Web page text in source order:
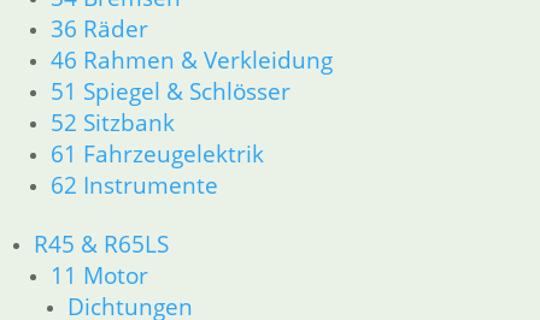
36 Räder
46 Rahmen & Verkleidung
51 Spiegel & Schlösser
52 Sitzbank
61 Fahrzeugelektrik
62 Instrumente
R45 & R65LS
11 Motor
Dichtungen
31 Telegabel
32 Lenkung
33 Antrieb
34 Bremsen
36 Räder
46 Rahmen & Verkleidung
51 Spiegel & Schlösser
62 Instrumente
63 Scheinwerfer
R50/5 – R75/5